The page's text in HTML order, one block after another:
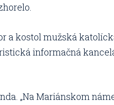
a kostol mužská
informačná
„Na Mariánskom